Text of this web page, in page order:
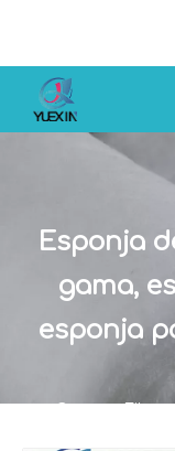
Esponja
gama,
esponja